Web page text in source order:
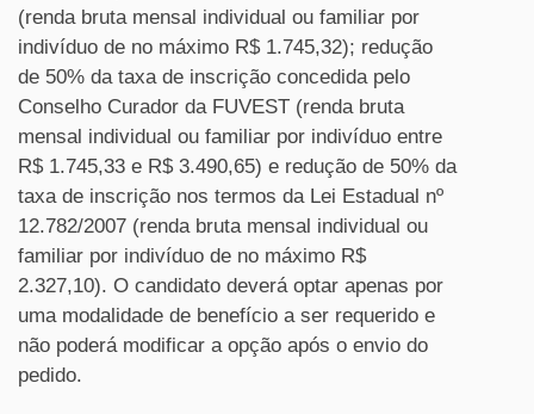
(renda bruta mensal individual ou familiar por
indivíduo de no máximo R$ 1.745,32); redução
de 50% da taxa de inscrição concedida pelo
Conselho Curador da FUVEST (renda bruta
mensal individual ou familiar por indivíduo entre
R$ 1.745,33 e R$ 3.490,65) e redução de 50% da
taxa de inscrição nos termos da Lei Estadual nº
12.782/2007 (renda bruta mensal individual ou
familiar por indivíduo de no máximo R$
2.327,10). O candidato deverá optar apenas por
uma modalidade de benefício a ser requerido e
não poderá modificar a opção após o envio do
pedido.